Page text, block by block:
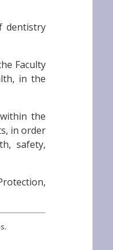
dentistry
Faculty
in the
the
in order
safety,